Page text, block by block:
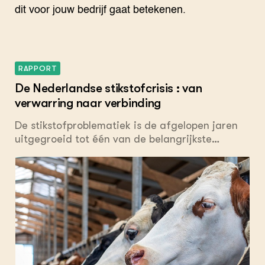
dit voor jouw bedrijf gaat betekenen.
RAPPORT
De Nederlandse stikstofcrisis : van
verwarring naar verbinding
De stikstofproblematiek is de afgelopen jaren
uitgegroeid tot één van de belangrijkste
Nederland. Deze studie beschrijft de drie
onderliggende problemen: het milieukundige,
het ecologische en het beleidsmatige probleem.
Op basis van wetenschappelijke kennis en
inzichten komen we tot een samenhangende
maar gedifferentieerde beleidsmatige aanpak
om het ecologische en het milieukundige
probleem op te lossen. Dit betreffen